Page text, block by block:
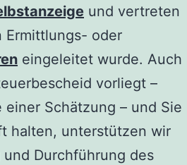
und vertreten
Ermittlungs- oder
eingeleitet wurde. Auch
vorliegt –
einer Schätzung – und Sie
halten, unterstützen wir
Durchführung des